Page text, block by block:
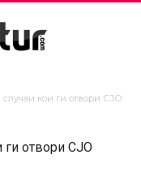
кои ги отвори СЈО
ги отвори СЈО